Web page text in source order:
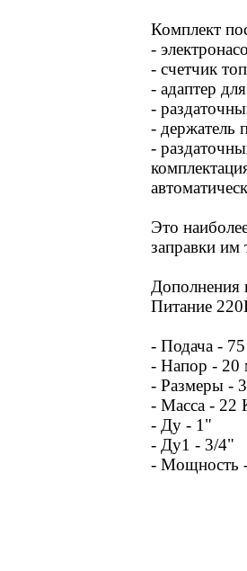
Комплект
-
- счетчик
- адаптер
-
- держатель
-
Это
заправки им
Дополнения
Питание
- Подача -
- Напор - 20
- Размеры -
- Масса - 22
- Ду - 1"
- Ду1 - 3/4"
- Мощность